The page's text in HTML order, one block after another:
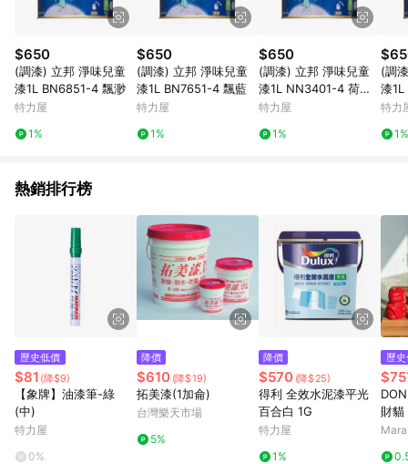
$650
(調漆) 立邦 淨味兒童
漆1L BN6851-4 飄渺
特力屋
1%
$650
(調漆) 立邦 淨味兒童
漆1L BN7651-4 飄藍
特力屋
1%
$650
(調漆) 立邦 淨味兒童
漆1L NN3401-4 荷蘭
乳酪
特力屋
1%
(調
漆
糖
特力
1%
熱銷排行榜
歷史低價
$81 (降$9)
【象牌】油漆筆-綠
(中)
特力屋
0%
降價
$610 (降$19)
拓美漆(1加侖)
台灣樂天市場
5%
降價
$570 (降$25)
得利 全效水泥漆平光
百合白 1G
特力屋
1%
歷
財貓
手